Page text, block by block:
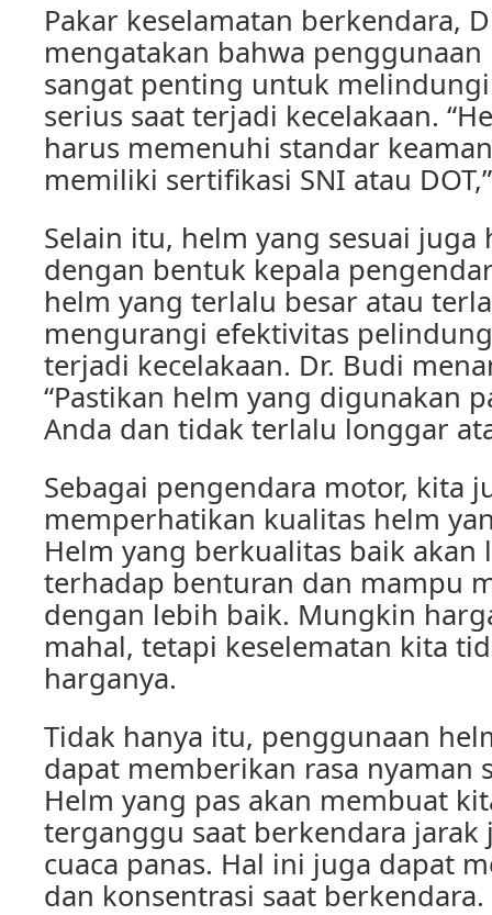
Pakar keselamatan berkendara,
mengatakan bahwa penggunaan
sangat penting untuk
serius saat terjadi kecelakaan.
harus memenuhi standar
memiliki sertifikasi SNI atau
Selain itu, helm yang sesuai juga
dengan bentuk kepala
helm yang terlalu besar atau
mengurangi efektivitas
terjadi kecelakaan. Dr. Budi
“Pastikan helm yang digunakan
Anda dan tidak terlalu longgar
Sebagai pengendara motor, kita
memperhatikan kualitas helm
Helm yang berkualitas baik akan
terhadap benturan dan mampu
dengan lebih baik. Mungkin
mahal, tetapi keselematan kita
harganya.
Tidak hanya itu, penggunaan
dapat memberikan rasa nyaman
Helm yang pas akan membuat
terganggu saat berkendara jarak
cuaca panas. Hal ini juga dapat
dan konsentrasi saat berkendara.